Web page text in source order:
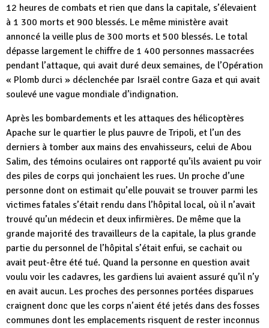
12 heures de combats et rien que dans la capitale, s’élevaient
à 1 300 morts et 900 blessés. Le même ministère avait
annoncé la veille plus de 300 morts et 500 blessés. Le total
dépasse largement le chiffre de 1 400 personnes massacrées
pendant l’attaque, qui avait duré deux semaines, de l’Opération
« Plomb durci » déclenchée par Israël contre Gaza et qui avait
soulevé une vague mondiale d’indignation.
Après les bombardements et les attaques des hélicoptères
Apache sur le quartier le plus pauvre de Tripoli, et l’un des
derniers à tomber aux mains des envahisseurs, celui de Abou
Salim, des témoins oculaires ont rapporté qu’ils avaient pu voir
des piles de corps qui jonchaient les rues. Un proche d’une
personne dont on estimait qu’elle pouvait se trouver parmi les
victimes fatales s’était rendu dans l’hôpital local, où il n’avait
trouvé qu’un médecin et deux infirmières. De même que la
grande majorité des travailleurs de la capitale, la plus grande
partie du personnel de l’hôpital s’était enfui, se cachait ou
avait peut-être été tué. Quand la personne en question avait
voulu voir les cadavres, les gardiens lui avaient assuré qu’il n’y
en avait aucun. Les proches des personnes portées disparues
craignent donc que les corps n’aient été jetés dans des fosses
communes dont les emplacements risquent de rester inconnus